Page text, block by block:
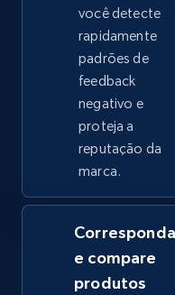
eBay - Collect
URL, Product id,
Seller reviews,
more.
2.5K+
Google Shopping
URL, Product id,
Rating, Reviews
você detecte
rapidamente
padrões de
feedback
negativo e
proteja a
reputação da
marca.
Corresponda
e compare
produtos